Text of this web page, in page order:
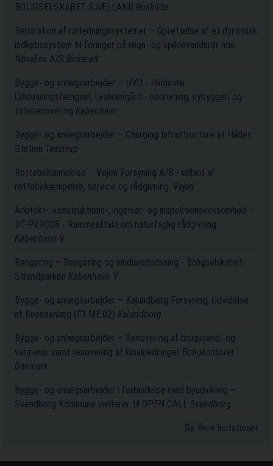
BOLIGSELSKABET SJÆLLAND Roskilde
Reparation af rørledningssystemer – Oprettelse af et dynamisk
indkøbssystem til foringer på regn- og spildevandsrør hos
Novafos A/S Birkerød
Bygge- og anlægsarbejder – HVU - Hvidovre
Udslusningsfængsel, Lysholmgård - nedrivning, nybyggeri og
totalrenovering København
Bygge- og anlægsarbejder – Charging Infrastructure at Hårlev
Station Taastrup
Rottebekæmpelse – Vejen Forsyning A/S - udbud af
rottebekæmpelse, service og rådgivning. Vejen
Arkitekt-, konstruktions-, ingeniør- og inspektionsvirksomhed –
DT-PV.R008 - Rammeaftale om naturfaglig rådgivning
København V
Rengøring – Rengøring og vinduespudsning - Boligselskabet
Strandparken København V
Bygge- og anlægsarbejder – Kalundborg Forsyning, Udvidelse
af Renseanlæg (F1.ME.02) Kalundborg
Bygge- og anlægsarbejder – Renovering af brugsvand- og
varmerør samt renovering af kloakledninger Boligkontoret
Danmark
Bygge- og anlægsarbejder i forbindelse med byudvikling –
Svendborg Kommune inviterer til OPEN CALL Svendborg
Se flere licitationer